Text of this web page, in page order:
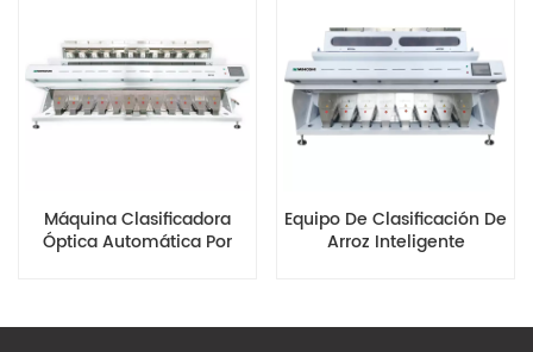
Máquina Clasificadora
Óptica Automática Por
Equipo De Clasificación De
Arroz Inteligente